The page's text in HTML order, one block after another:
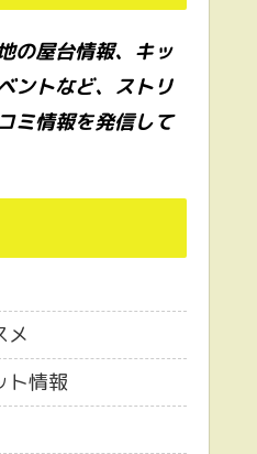
の屋台情報、キッ
ントなど、ストリ
ミ情報を発信して
メ
ト情報